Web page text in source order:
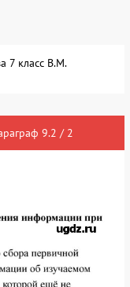
7 класс В.М.
9.2 / 2